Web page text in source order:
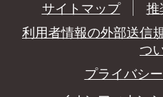
サイトマップ 推
利用者情報の外部送信
つ
プライバシ